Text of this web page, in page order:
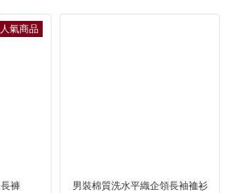
人氣商品
褲 男裝棉質洗水平織企領長袖裇衫